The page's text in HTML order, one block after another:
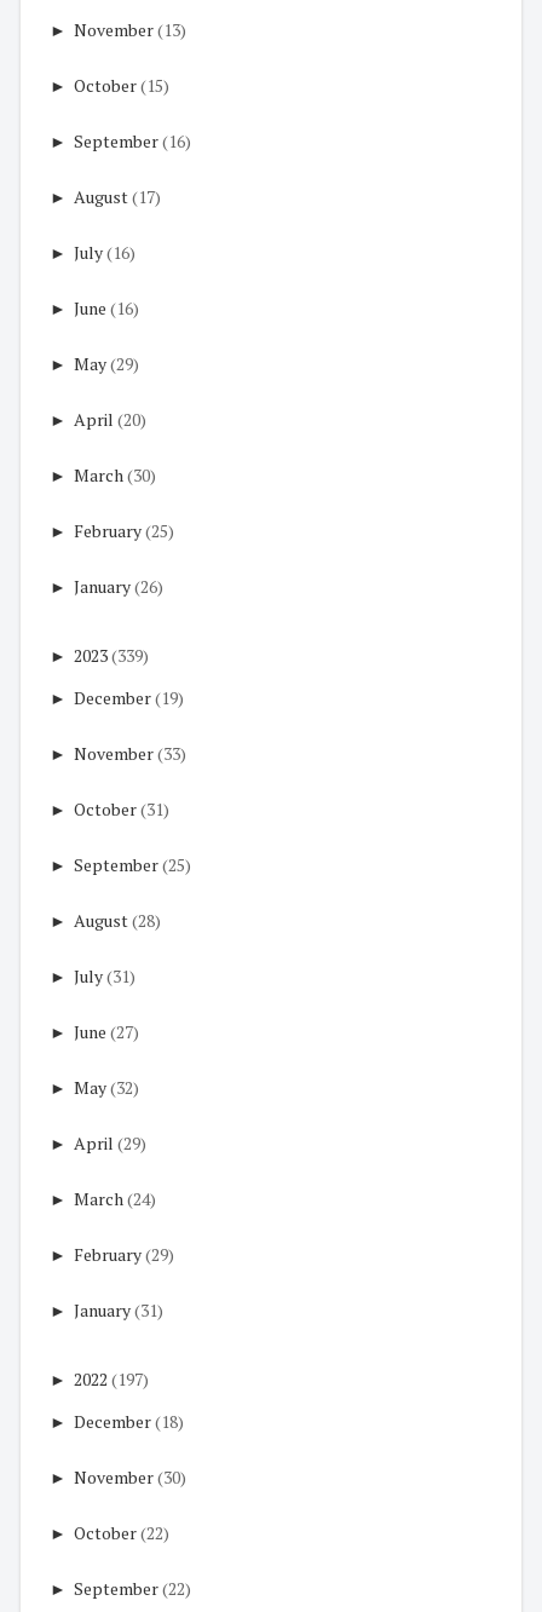
► November(13)
► October(15)
► September(16)
► August(17)
► July(16)
► June (16)
► May(29)
► April (20)
► March(30)
► February(25)
► January(26)
► 2023(339)
► December(19)
► November(33)
► October(31)
► September(25)
► August(28)
► July(31)
► June (27)
► May(32)
► April (29)
► March(24)
► February(29)
► January(31)
► 2022 (197)
► December(18)
► November(30)
► October(22)
► September(22)